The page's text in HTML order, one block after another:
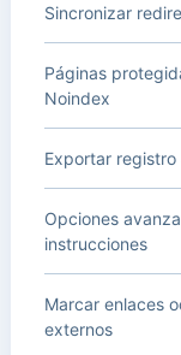
Sincronizar
Páginas
Noindex
Exportar
Opciones
instrucciones
Marcar enlaces
externos